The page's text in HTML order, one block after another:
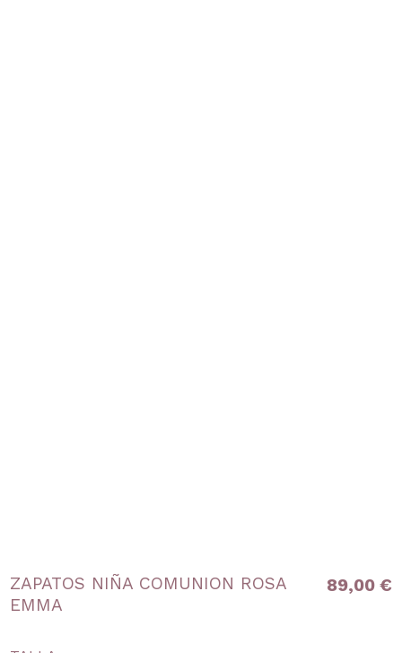
ZAPATOS NIÑA COMUNION ROSA
EMMA
89,00 €